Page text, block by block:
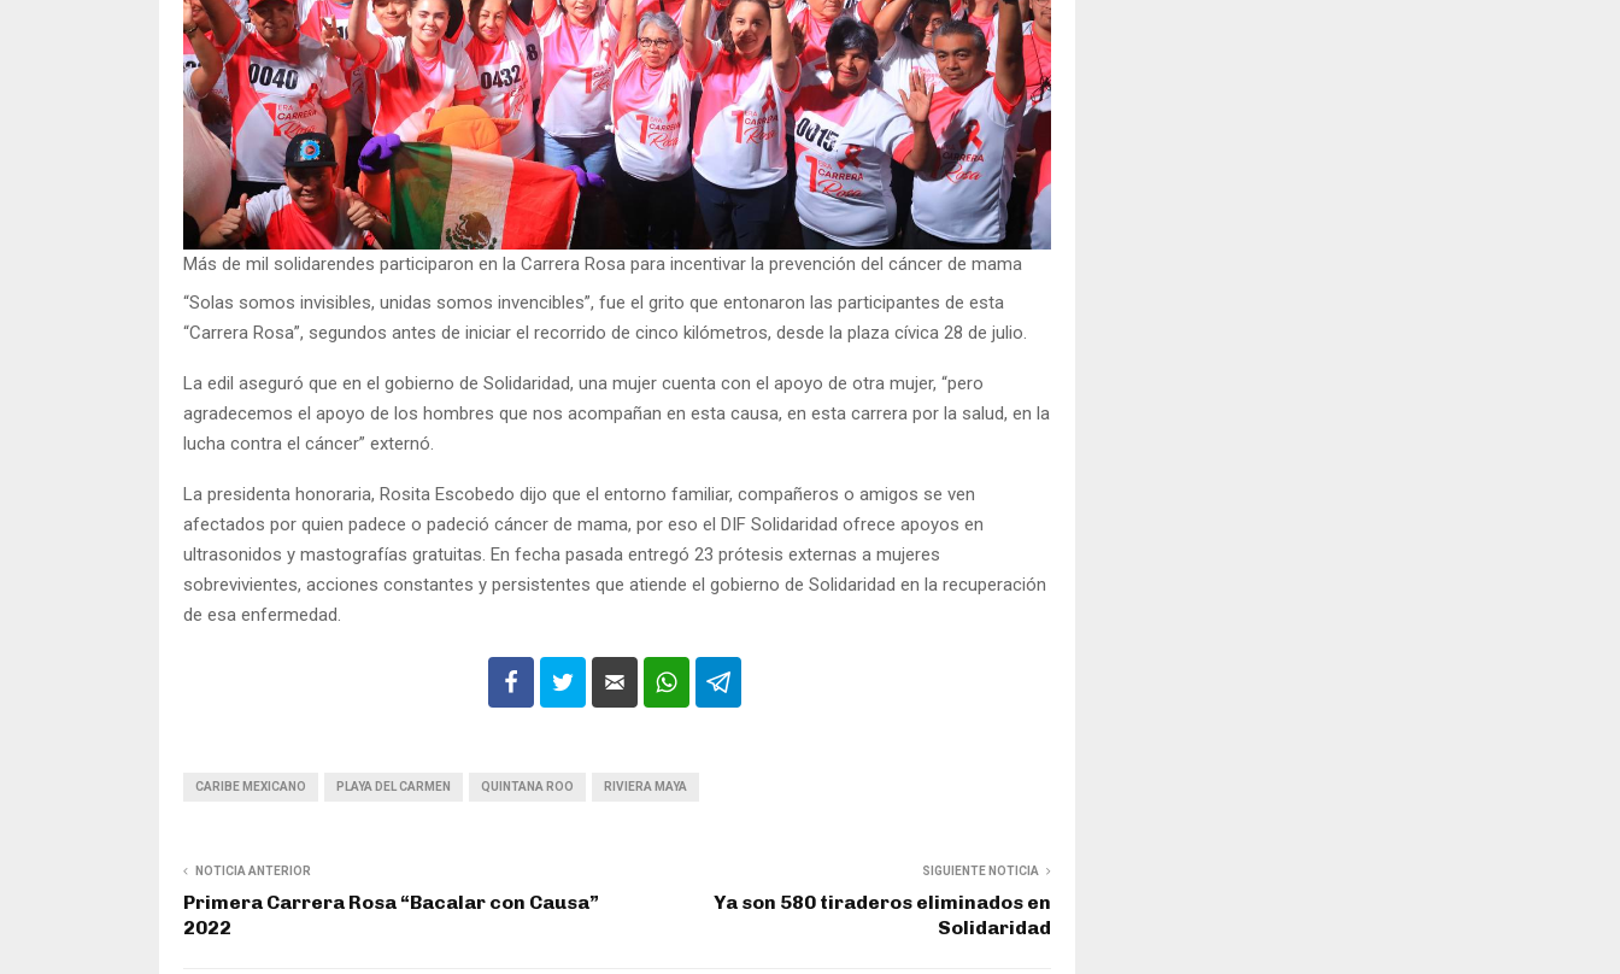
Más de mil solidarendes participaron en la Carrera Rosa para incentivar la prevención del cáncer de mama
“Solas somos invisibles, unidas somos invencibles”, fue el grito que entonaron las participantes de esta
“Carrera Rosa”, segundos antes de iniciar el recorrido de cinco kilómetros, desde la plaza cívica 28 de julio.
La edil aseguró que en el gobierno de Solidaridad, una mujer cuenta con el apoyo de otra mujer, “pero
agradecemos el apoyo de los hombres que nos acompañan en esta causa, en esta carrera por la salud, en la
lucha contra el cáncer” externó.
La presidenta honoraria, Rosita Escobedo dijo que el entorno familiar, compañeros o amigos se ven
afectados por quien padece o padeció cáncer de mama, por eso el DIF Solidaridad ofrece apoyos en
ultrasonidos y mastografías gratuitas. En fecha pasada entregó 23 prótesis externas a mujeres
sobrevivientes, acciones constantes y persistentes que atiende el gobierno de Solidaridad en la recuperación
de esa enfermedad.
CARIBE MEXICANO PLAYA DEL CARMEN QUINTANA ROO RIVIERA MAYA
NOTICIA ANTERIOR
Primera Carrera Rosa “Bacalar con Causa”
2022
SIGUIENTE NOTICIA
Ya son 580 tiraderos eliminados en
Solidaridad